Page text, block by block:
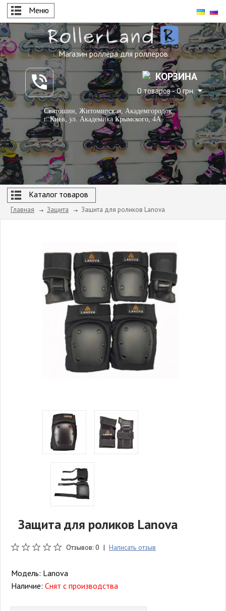
Меню
Магазин роллера для роллеров
КОРЗИНА
0 товаров - 0 грн.
Святошин, Житомирская, Академгородок
г. Киев, ул. Академика Крымского, 4А
Каталог товаров
Главная Защита Защита для роликов Lanova
Защита для роликов Lanova
Отзывов: 0 | Написать отзыв
Модель: Lanova
Наличие: Снят с производства